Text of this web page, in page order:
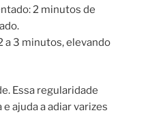
2 minutos de
a 3 minutos, elevando
Essa regularidade
ajuda a adiar varizes